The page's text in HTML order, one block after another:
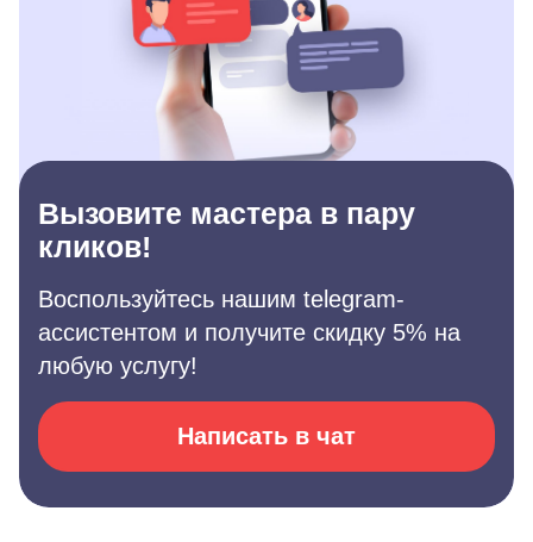
Вызовите мастера в пару
кликов!
Воспользуйтесь нашим telegram-
ассистентом и получите скидку 5% на
любую услугу!
Написать в чат